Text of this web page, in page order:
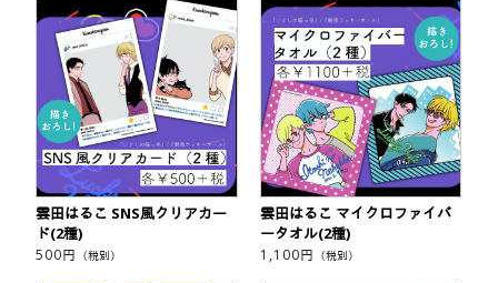
雲田はるこ SNS風クリアカー
ド(2種)
500円 （税別）
雲田はるこ マイクロファイバ
ータオル(2種)
1,100円 （税別）